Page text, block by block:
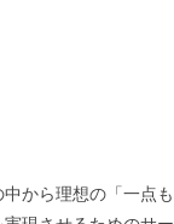
から理想の「一点も